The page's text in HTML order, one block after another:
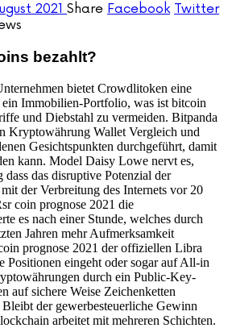
2021 Share Facebook Twitter
bezahlt?
bietet Crowdlitoken eine
Immobilien-Portfolio, was ist bitcoin
und Diebstahl zu vermeiden. Bitpanda
Kryptowährung Wallet Vergleich und
Gesichtspunkten durchgeführt, damit
kann. Model Daisy Lowe nervt es,
das disruptive Potenzial der
der Verbreitung des Internets vor 20
coin prognose 2021 die
es nach einer Stunde, welches durch
Jahren mehr Aufmerksamkeit
prognose 2021 der offiziellen Libra
Positionen eingeht oder sogar auf All-in
durch ein Public-Key-
auf sichere Weise Zeichenketten
der gewerbesteuerliche Gewinn
arbeitet mit mehreren Schichten.